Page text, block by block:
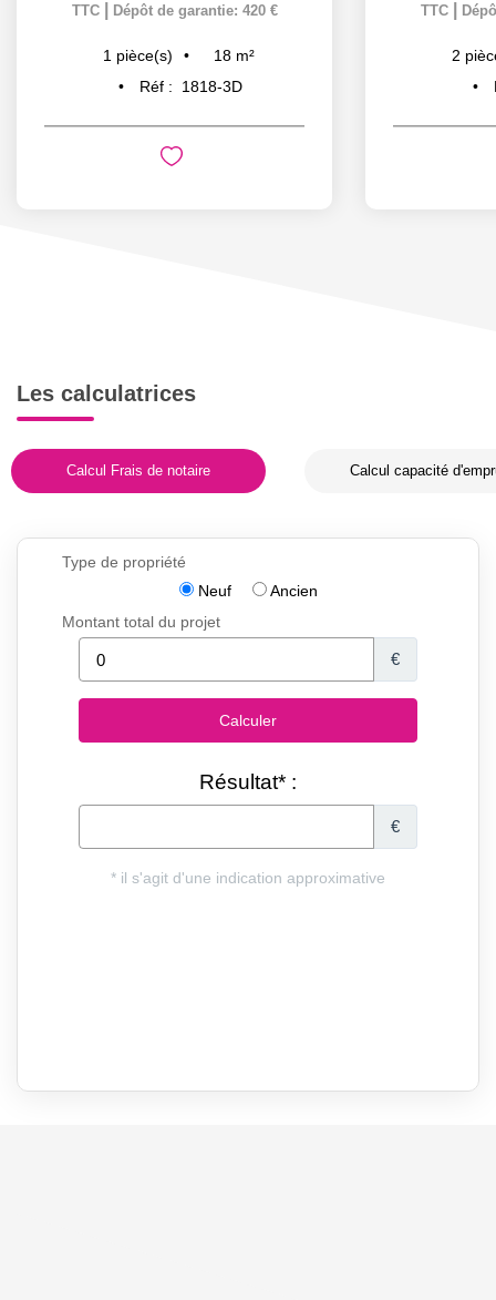
TTC
Dépôt de garantie: 420 €
1 pièce(s) 18 m²
Réf :
1818-3D
TTC
2
Les calculatrices
Calcul Frais de notaire Calcul capacité